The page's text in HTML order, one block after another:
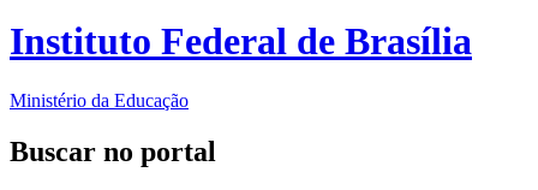
Instituto Federal de Brasília
Ministério da Educação
Buscar no portal